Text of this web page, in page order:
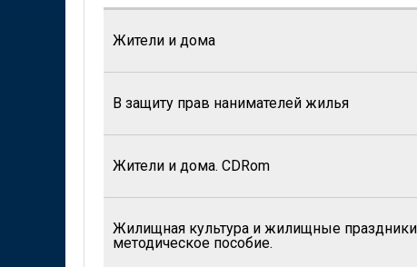
Жители и дома
В защиту прав нанимателей жилья
Жители и дома. CDRom
Жилищная культура и жилищные
методическое пособие.